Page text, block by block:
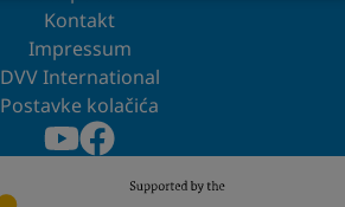
Kontakt
Impressum
DVV International
Postavke kolačića